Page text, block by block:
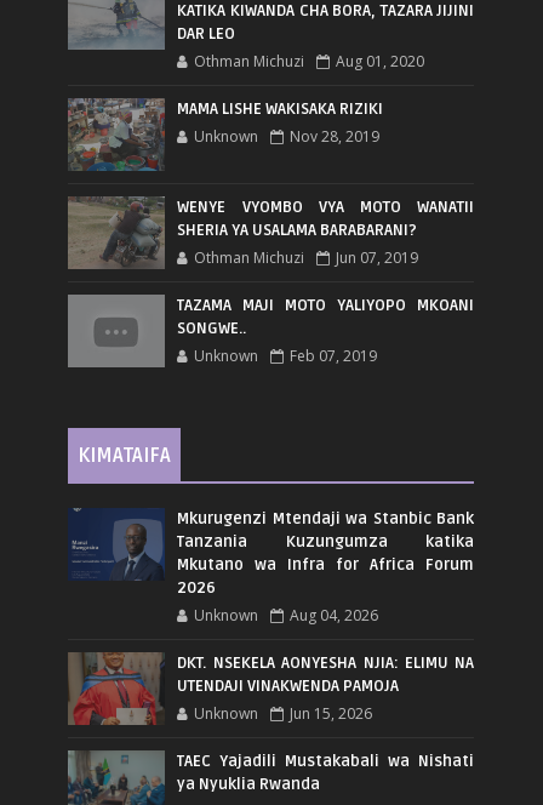
KATIKA KIWANDA CHA BORA, TAZARA JIJINI
DAR LEO
Othman Michuzi Aug 01, 2020
MAMA LISHE WAKISAKA RIZIKI
Unknown Nov 28, 2019
WENYE VYOMBO VYA MOTO WANATII
SHERIA YA USALAMA BARABARANI?
Othman Michuzi Jun 07, 2019
TAZAMA MAJI MOTO YALIYOPO MKOANI
SONGWE..
Unknown Feb 07, 2019
KIMATAIFA
Mkurugenzi Mtendaji wa Stanbic Bank
Tanzania Kuzungumza katika
Mkutano wa Infra for Africa Forum
2026
Unknown Aug 04, 2026
DKT. NSEKELA AONYESHA NJIA: ELIMU NA
UTENDAJI VINAKWENDA PAMOJA
Unknown Jun 15, 2026
TAEC Yajadili Mustakabali wa Nishati
ya Nyuklia Rwanda